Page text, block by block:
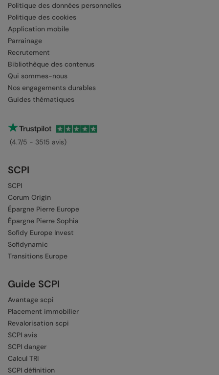
Politique des données personnelles
Politique des cookies
Application mobile
Parrainage
Recrutement
Bibliothèque des contenus
Qui sommes-nous
Nos engagements durables
Guides thématiques
(4.7/5 - 3515 avis)
SCPI
SCPI
Corum Origin
Épargne Pierre Europe
Épargne Pierre Sophia
Sofidy Europe Invest
Sofidynamic
Transitions Europe
Guide SCPI
Avantage scpi
Placement immobilier
Revalorisation scpi
SCPI avis
SCPI danger
Calcul TRI
SCPI définition